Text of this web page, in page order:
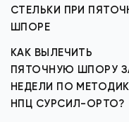
СТЕЛЬКИ ПРИ
ШПОРЕ
КАК ВЫЛЕЧИТЬ
ПЯТОЧНУЮ ШПОРУ
НЕДЕЛИ ПО
НПЦ СУРСИЛ-ОРТО?